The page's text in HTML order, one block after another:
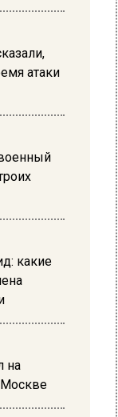
атаки
какие
на
Москве